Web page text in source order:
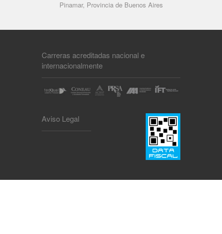
Pinamar, Provincia de Buenos Aires
Carreras acreditadas nacional e
internacionalmente
Aviso Legal